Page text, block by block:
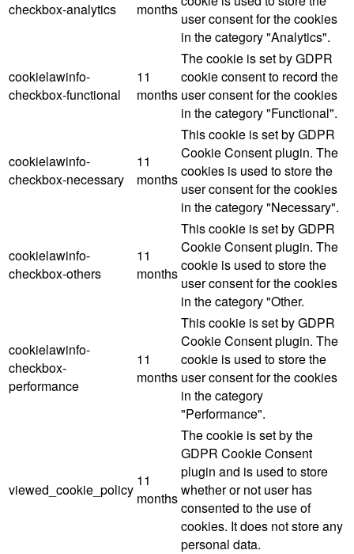
checkbox-analytics months
user consent for the cookies
in the category "Analytics".
cookielawinfo-
checkbox-functional
11
months
The cookie is set by GDPR
cookie consent to record the
user consent for the cookies
in the category "Functional".
cookielawinfo-
checkbox-necessary
11
months
This cookie is set by GDPR
Cookie Consent plugin. The
cookies is used to store the
user consent for the cookies
in the category "Necessary".
cookielawinfo-
checkbox-others
11
months
This cookie is set by GDPR
Cookie Consent plugin. The
cookie is used to store the
user consent for the cookies
in the category "Other.
cookielawinfo-
checkbox-
performance
11
months
This cookie is set by GDPR
Cookie Consent plugin. The
cookie is used to store the
user consent for the cookies
in the category
"Performance".
viewed_cookie_policy
11
months
The cookie is set by the
GDPR Cookie Consent
plugin and is used to store
whether or not user has
consented to the use of
cookies. It does not store any
personal data.